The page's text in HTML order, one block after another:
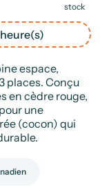
stock
espace,
places. Conçu
en cèdre rouge,
une
(cocon) qui